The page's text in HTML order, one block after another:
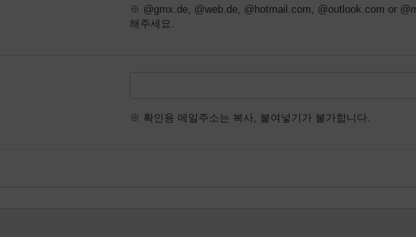
※ @gmx.de, @web.de, @hotmail.com, @outlook.com or
해주세요.
※ 확인용 메일주소는 복사, 붙여넣기가 불가합니다.